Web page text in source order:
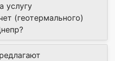
услугу
(геотермального)